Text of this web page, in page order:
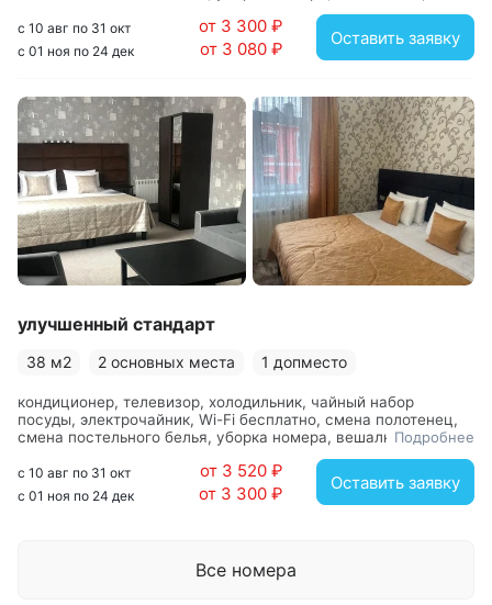
шкаф, с душем, туалетные принадлежности, фен
с 10 авг по 31 окт от 3 300 ₽
с 01 ноя по 24 дек от 3 080 ₽
Оставить заявку
улучшенный стандарт
38 м2 2 основных места 1 допместо
кондиционер, телевизор, холодильник, чайный набор
посуды, электрочайник, Wi-Fi бесплатно, смена полотенец,
смена постельного белья, уборка номера, вешалка, диван,
стол, стулья, шкаф, с душем, туалетные принадлежности,
фен
Подробнее
с 10 авг по 31 окт от 3 520 ₽
с 01 ноя по 24 дек от 3 300 ₽
Оставить заявку
Все номера